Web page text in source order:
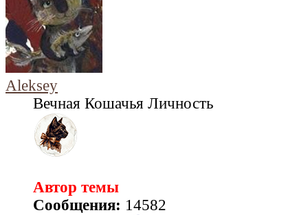
Aleksey
Вечная Кошачья Личность
Автор темы
Сообщения: 14582